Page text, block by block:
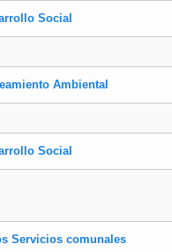
Social
Ambiental
Social
Servicios comunales